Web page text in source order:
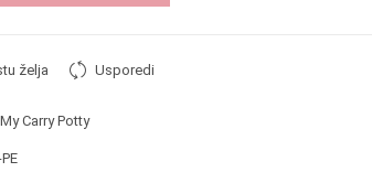
želja Usporedi
My Carry Potty